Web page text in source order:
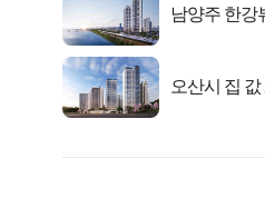
남양주 한강
오산시 집 값